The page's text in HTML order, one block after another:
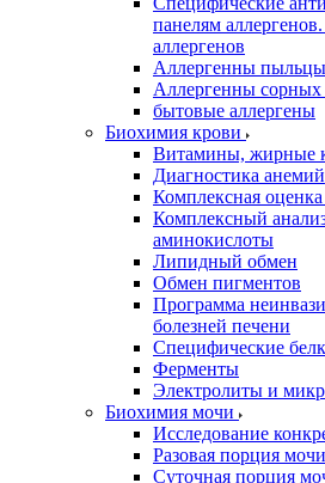
панелям
аллергенов
Аллергенны пыльцы
Аллергенны сорных
бытовые аллергены
Биохимия крови
Витамины, жирные
Диагностика анемий
Комплексная оценка
Комплексный
аминокислоты
Липидный обмен
Обмен пигментов
Программа
болезней печени
Специфические
Ферменты
Электролиты и
Биохимия мочи
Исследование
Разовая порция мочи
Суточная порция